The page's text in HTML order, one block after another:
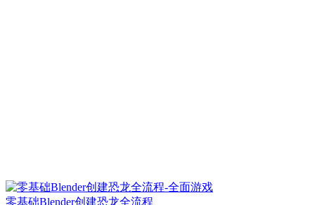
零基础Blender创建恐龙全流程